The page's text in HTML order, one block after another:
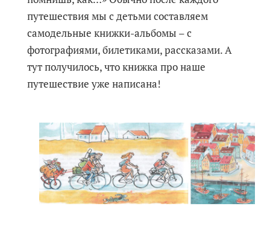
путешествия мы с детьми составляем
самодельные книжки-альбомы – с
фотографиями, билетиками, рассказами. А
тут получилось, что книжка про наше
путешествие уже написана!